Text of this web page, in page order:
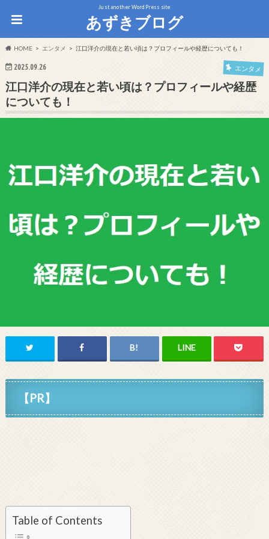
Just another WordPress site
あずきブログ
HOME エンタメ 江口洋介の現在と若い頃は？プロフィールや経歴についても！
2025.09.26 エンタメ
江口洋介の現在と若い頃は？プロフィールや経歴
についても！
【PR】
Table of Contents